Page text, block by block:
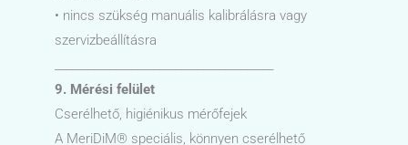
• nincs szükség manuális kalibrálásra vagy
szervizbeállításra
9. Mérési felület
Cserélhető, higiénikus mérőfejek
A MeriDiM® speciális, könnyen cserélhető